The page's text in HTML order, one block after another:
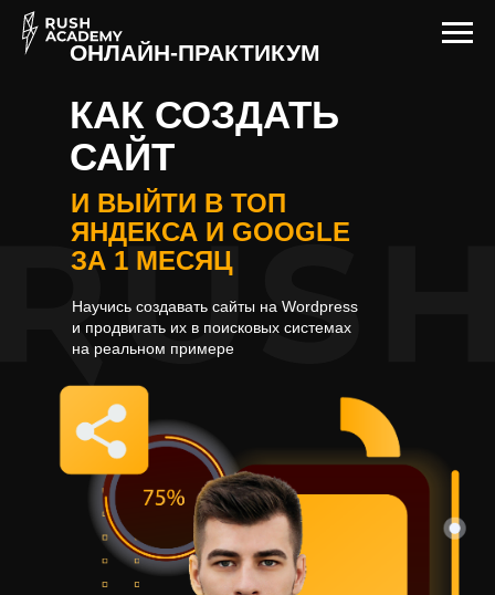
КАК СОЗДАТЬ
САЙТ
Научись создавать сайты на Wordpress
и продвигать их в поисковых системах
на реальном примере
ОНЛАЙН-ПРАКТИКУМ
И ВЫЙТИ В ТОП
ЯНДЕКСА И GOOGLE
ЗА 1 МЕСЯЦ